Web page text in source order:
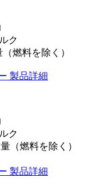
ク
燃料を除く）
製品詳細
ク
（燃料を除く）
製品詳細